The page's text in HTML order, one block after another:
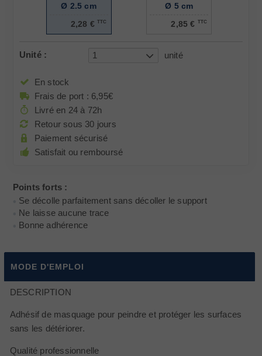
Ø 2.5 cm
2,28 € TTC
Ø 5 cm
2,85 €
TTC
Unité : 1 unité
En stock
Frais de port : 6,95€
Livré en 24 à 72h
Retour sous 30 jours
Paiement sécurisé
Satisfait ou remboursé
Points forts :
Se décolle parfaitement sans décoller le support
Ne laisse aucune trace
Bonne adhérence
MODE D'EMPLOI
DESCRIPTION
Adhésif de masquage pour peindre et protéger les surfaces
sans les détériorer.
Qualité professionnelle